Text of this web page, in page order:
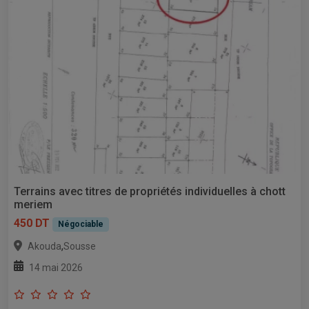
Terrains avec titres de propriétés individuelles à chott
meriem
450 DT
Négociable
Akouda,Sousse
14 mai 2026